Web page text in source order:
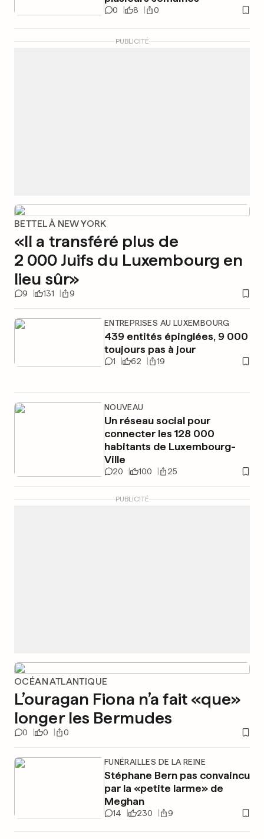
0 8 0
PUBLICITÉ
BETTEL À NEW YORK
«Il a transféré plus de
2 000 Juifs du Luxembourg en
lieu sûr»
9 131 9
ENTREPRISES AU LUXEMBOURG
439 entités épinglées, 9 000
toujours pas à jour
1 62 19
NOUVEAU
Un réseau social pour
connecter les 128 000
habitants de Luxembourg-
Ville
20 100 25
PUBLICITÉ
OCÉAN ATLANTIQUE
L’ouragan Fiona n’a fait «que»
longer les Bermudes
0 0 0
FUNÉRAILLES DE LA REINE
Stéphane Bern pas convaincu
par la «petite larme» de
Meghan
14 230 9